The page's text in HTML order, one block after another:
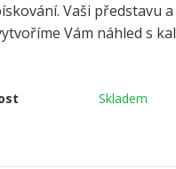
Vaši představu
Vám náhled s
Skladem